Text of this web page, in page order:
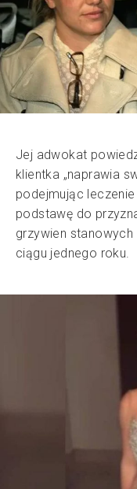
Jej adwokat
klientka „naprawia
podejmując
podstawę do
grzywien
ciągu jednego roku.